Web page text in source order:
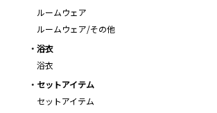
ルームウェア
ルームウェア/その他
浴衣
浴衣
セットアイテム
セットアイテム